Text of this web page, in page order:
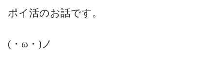
ポイ活のお話です。
(・ω・)ノ